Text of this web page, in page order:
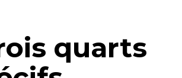
quarts